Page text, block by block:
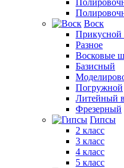
Воск
Прикусной
Разное
Восковые
Базисный
Погружной
Литейный
Фрезерный
Гипсы
2 класс
3 класс
4 класс
5 класс